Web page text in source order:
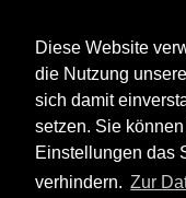
Diese Website
die Nutzung
sich damit
setzen. Sie
Einstellungen das
verhindern. Zur